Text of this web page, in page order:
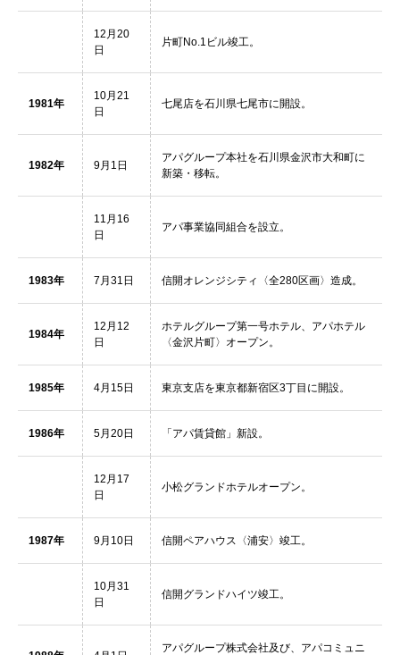
12月20
日
片町No.1ビル竣工。
1981年
10月21
日
七尾店を石川県七尾市に開設。
1982年 9月1日
アパグループ本社を石川県金沢市大和町に
新築・移転。
11月16
日
アパ事業協同組合を設立。
1983年 7月31日 信開オレンジシティ〈全280区画〉造成。
1984年
12月12
日
ホテルグループ第一号ホテル、アパホテル
〈金沢片町〉オープン。
1985年 4月15日 東京支店を東京都新宿区3丁目に開設。
1986年 5月20日 「アパ賃貸館」新設。
12月17
日
小松グランドホテルオープン。
1987年 9月10日 信開ペアハウス〈浦安〉竣工。
10月31
日
信開グランドハイツ竣工。
アパグループ株式会社及び、アパコミュニ